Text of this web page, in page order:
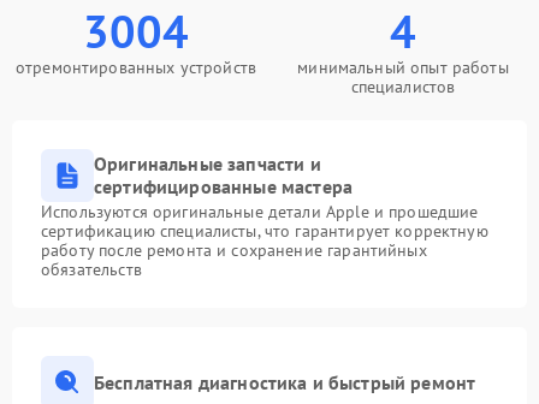
3004
отремонтированных устройств
4
минимальный опыт работы
специалистов
Оригинальные запчасти и
сертифицированные мастера
Используются оригинальные детали Apple и прошедшие
сертификацию специалисты, что гарантирует корректную
работу после ремонта и сохранение гарантийных
обязательств
Бесплатная диагностика и быстрый ремонт